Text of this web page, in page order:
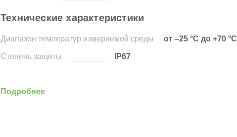
Технические характеристики
Диапазон температур измеряемой среды от –25 °C до +70 °C
Степень защиты IP67
Подробнее